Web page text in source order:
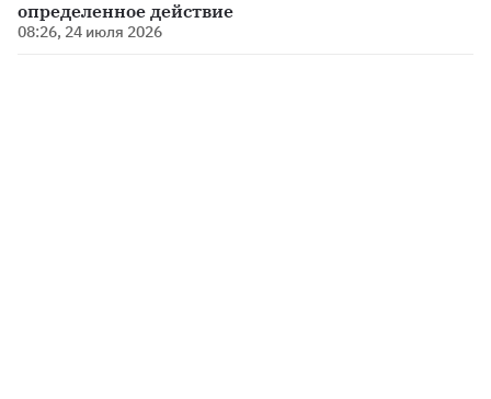
определенное действие
08:26, 24 июля 2026